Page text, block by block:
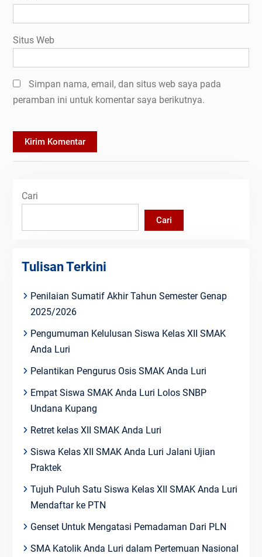
Situs Web
Simpan nama, email, dan situs web saya pada
peramban ini untuk komentar saya berikutnya.
Cari
Cari
Tulisan Terkini
Penilaian Sumatif Akhir Tahun Semester Genap
2025/2026
Pengumuman Kelulusan Siswa Kelas XII SMAK
Anda Luri
Pelantikan Pengurus Osis SMAK Anda Luri
Empat Siswa SMAK Anda Luri Lolos SNBP
Undana Kupang
Retret kelas XII SMAK Anda Luri
Siswa Kelas XII SMAK Anda Luri Jalani Ujian
Praktek
Tujuh Puluh Satu Siswa Kelas XII SMAK Anda Luri
Mendaftar ke PTN
Genset Untuk Mengatasi Pemadaman Dari PLN
SMA Katolik Anda Luri dalam Pertemuan Nasional